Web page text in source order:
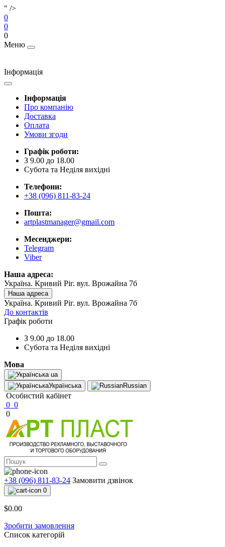
" />
0
0
0
Меню
Інформація
Інформація
Про компанію
Доставка
Оплата
Умови згоди
Графік роботи:
З 9.00 до 18.00
Субота та Неділя вихідні
Телефони:
+38 (096) 811-83-24
Пошта:
artplastmanager@gmail.com
Месенджери:
Telegram
Viber
Наша адреса:
Україна. Кривий Ріг. вул. Врожайна 7б
Наша адреса
Україна. Кривий Ріг. вул. Врожайна 7б
До контактів
Графік роботи
З 9.00 до 18.00
Субота та Неділя вихідні
Мова
ua
Українська
Russian
Особистий кабінет
0 0
0
+38 (096) 811-83-24 Замовити дзвінок
0
$0.00
Зробити замовлення
Список категорій